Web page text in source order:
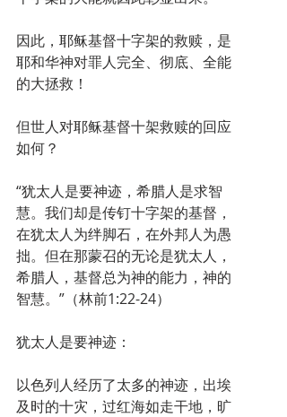
因此，耶稣基督十字架的救赎，是
耶和华神对罪人完全、彻底、全能
的大拯救！
但世人对耶稣基督十架救赎的回应
如何？
“犹太人是要神迹，希腊人是求智
慧。我们却是传钉十字架的基督，
在犹太人为绊脚石，在外邦人为愚
拙。但在那蒙召的无论是犹太人，
希腊人，基督总为神的能力，神的
智慧。”（林前1:22-24）
犹太人是要神迹：
以色列人经历了太多的神迹，出埃
及时的十灾，过红海如走干地，旷